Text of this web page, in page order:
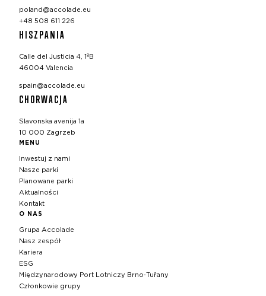
poland@accolade.eu
+48 508 611 226
HISZPANIA
Calle del Justicia 4, 1ºB
46004 Valencia
spain@accolade.eu
CHORWACJA
Slavonska avenija 1a
10 000 Zagrzeb
MENU
Inwestuj z nami
Nasze parki
Planowane parki
Aktualności
Kontakt
O NAS
Grupa Accolade
Nasz zespół
Kariera
ESG
Międzynarodowy Port Lotniczy Brno‑Tuřany
Członkowie grupy